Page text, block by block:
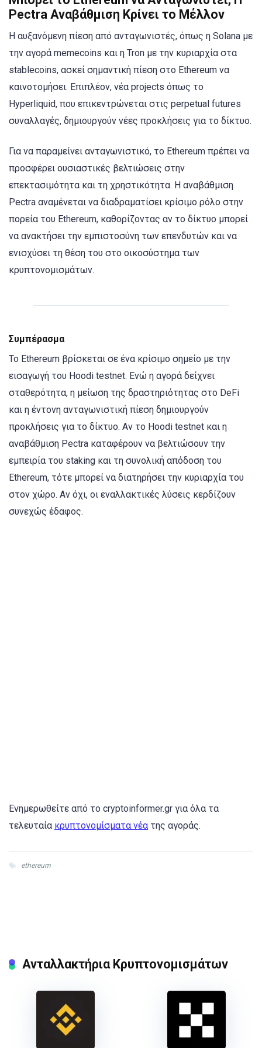
Pectra Αναβάθμιση Κρίνει το Μέλλον
Η αυξανόμενη πίεση από ανταγωνιστές, όπως η Solana με
την αγορά memecoins και η Tron με την κυριαρχία στα
stablecoins, ασκεί σημαντική πίεση στο Ethereum να
καινοτομήσει. Επιπλέον, νέα projects όπως το
Hyperliquid, που επικεντρώνεται στις perpetual futures
συναλλαγές, δημιουργούν νέες προκλήσεις για το δίκτυο.
Για να παραμείνει ανταγωνιστικό, το Ethereum πρέπει να
προσφέρει ουσιαστικές βελτιώσεις στην
επεκτασιμότητα και τη χρηστικότητα. Η αναβάθμιση
Pectra αναμένεται να διαδραματίσει κρίσιμο ρόλο στην
πορεία του Ethereum, καθορίζοντας αν το δίκτυο μπορεί
να ανακτήσει την εμπιστοσύνη των επενδυτών και να
ενισχύσει τη θέση του στο οικοσύστημα των
κρυπτονομισμάτων.
Συμπέρασμα
Το Ethereum βρίσκεται σε ένα κρίσιμο σημείο με την
εισαγωγή του Hoodi testnet. Ενώ η αγορά δείχνει
σταθερότητα, η μείωση της δραστηριότητας στο DeFi
και η έντονη ανταγωνιστική πίεση δημιουργούν
προκλήσεις για το δίκτυο. Αν το Hoodi testnet και η
αναβάθμιση Pectra καταφέρουν να βελτιώσουν την
εμπειρία του staking και τη συνολική απόδοση του
Ethereum, τότε μπορεί να διατηρήσει την κυριαρχία του
στον χώρο. Αν όχι, οι εναλλακτικές λύσεις κερδίζουν
συνεχώς έδαφος.
Ενημερωθείτε από το cryptoinformer.gr για όλα τα
τελευταία κρυπτονομίσματα νέα της αγοράς.
ethereum
Ανταλλακτήρια Κρυπτονομισμάτων